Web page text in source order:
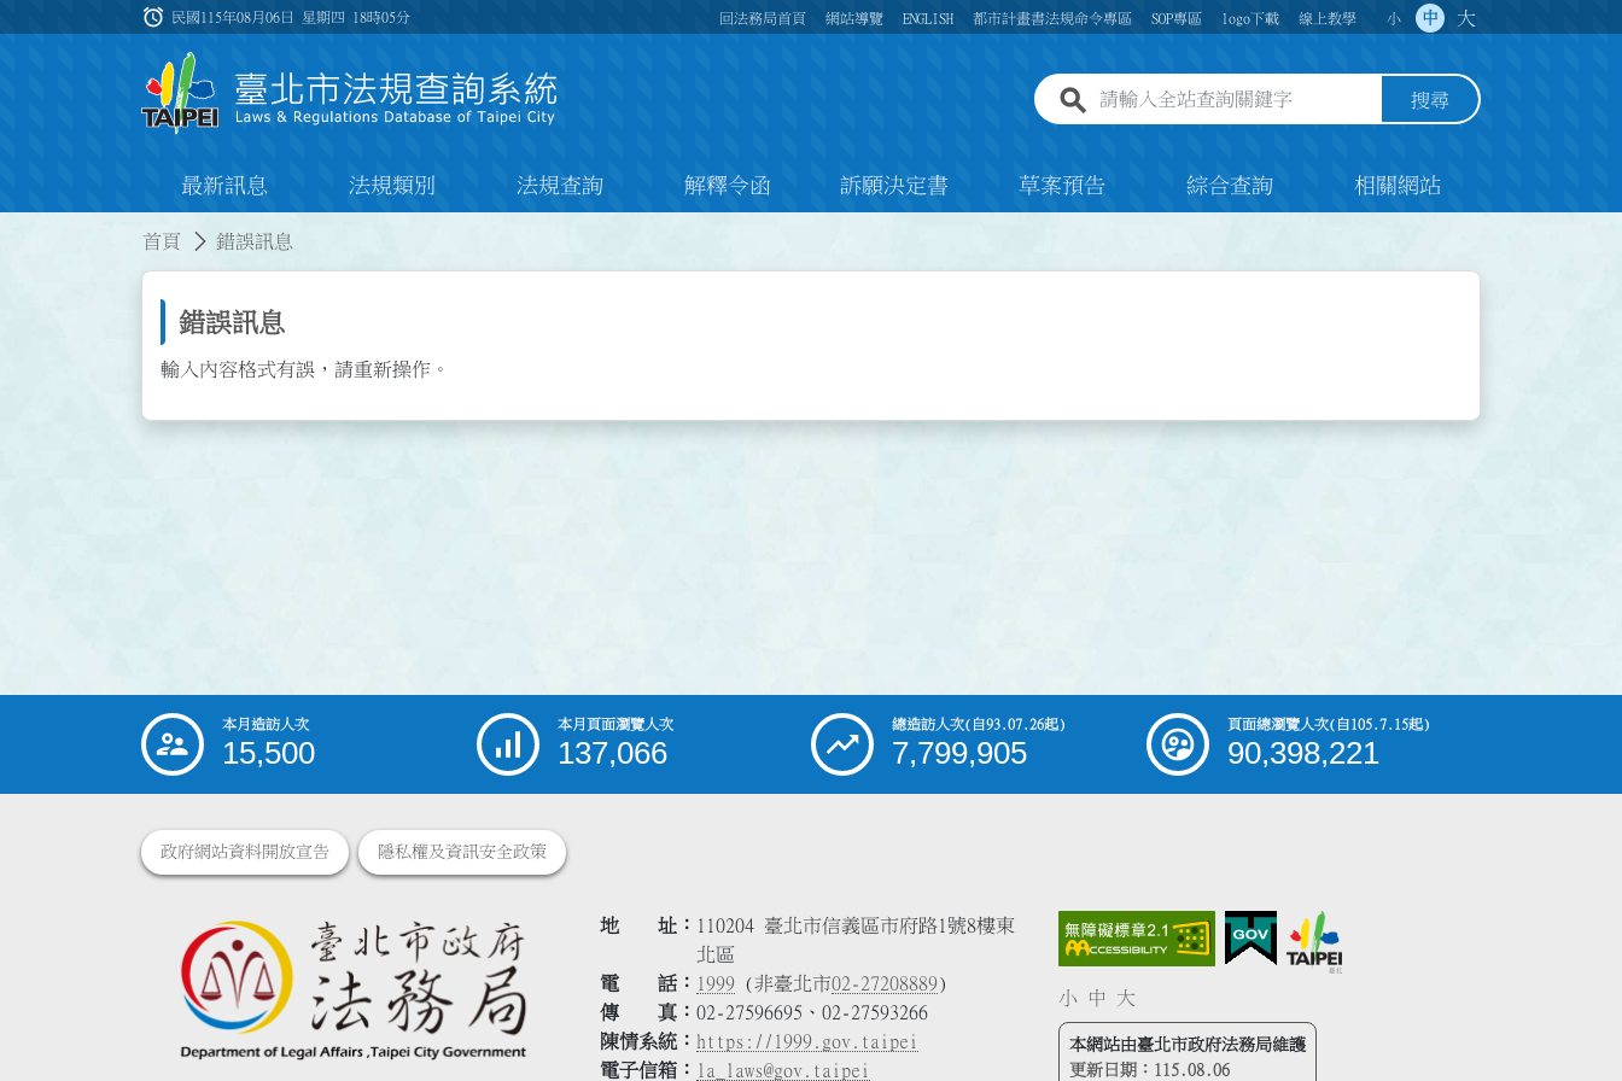
:::
alarm 民國115年08月06日 星期四 18時05分 回法務局首頁 網站導覽 ENGLISH 都市計畫書法規命令專區 SOP專區 logo下載 線上教學 小 中 大
全站查詢關鍵字欄位 搜尋
最新訊息 法規類別 法規查詢 解釋令函 訴願決定書 草案預告 綜合查詢 相關網站
首頁 錯誤訊息
錯誤訊息
輸入內容格式有誤，請重新操作。
::: 本月造訪人次
15,500
本月頁面瀏覽人次
137,066
總造訪人次(自93.07.26起)
7,799,905
頁面總瀏覽人次(自105.7.15起)
90,398,221
政府網站資料開放宣告 隱私權及資訊安全政策
地 址
110204 臺北市信義區市府路1號8樓東
北區
電 話
1999 (非臺北市02-27208889)
傳 真
02-27596695、02-27593266
陳情系統
https://1999.gov.taipei
電子信箱
la_laws@gov.taipei
小 中 大
本網站由臺北市政府法務局維護
更新日期： 115.08.06